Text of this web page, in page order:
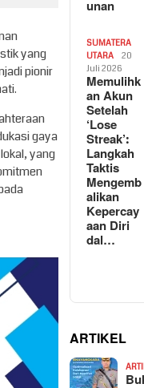
yang
pionir
gaya
yang
unan
SUMATERA
UTARA
20
Juli 2026
Memulihk
an Akun
Setelah
‘Lose
Streak’:
Langkah
Taktis
Mengemb
alikan
Kepercay
aan Diri
dal…
ARTIKEL